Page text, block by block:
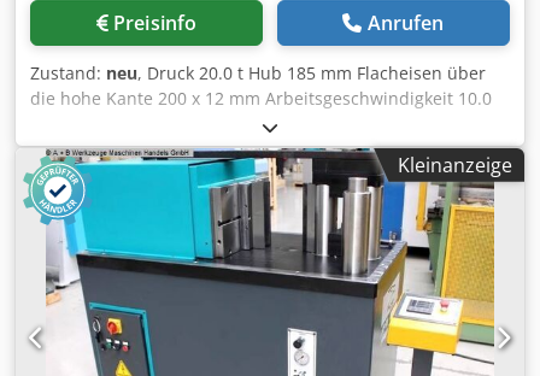
Preisinfo Anrufen
Zustand: neu, Druck 20.0 t Hub 185 mm Flacheisen über
die hohe Kante 200 x 12 mm Arbeitsgeschwindigkeit 10.0
mm/sec Rücklaufgeschwindigkeit 10.0 mm/min
Arbeitshöhe 930 mm Tisch: 480 x 1060 mm
Gesamtleistungsbedarf 2.2 kW Motor 400 Volt 50 Hz
Djdpfexabtvex Ah Rewa Ölinhalt 12.0 ltr. Gewicht 530 kg
Abmessung L-B-H 1150 x 480 x 1400 mm Ausstattung : -
elektro-hydraulische Horizontalbiegemaschine - großer,
robuster Maschinentisch aus gehärteten Stahl - Maschine
aus gehärtetem und geschliffenen Schmiedestahl -
Digitalanzeige für Hubeinstellung * Programmierung von
1x Biegeendpunkt & 1x Rückzugspunkt möglich - 1x
Kleinanzeige